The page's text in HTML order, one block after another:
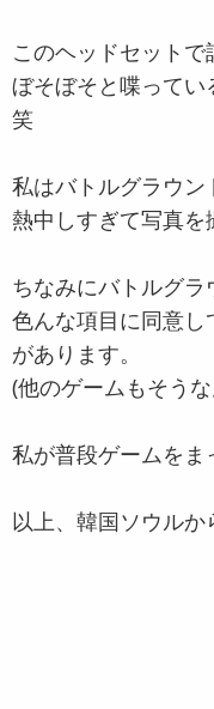
このヘッドセット
ぼそぼそと喋って
笑
私はバトルグラウ
熱中しすぎて写真を
ちなみにバトルグラ
色んな項目に同意
があります。
(他のゲームもそう
私が普段ゲームを
以上、韓国ソウルか